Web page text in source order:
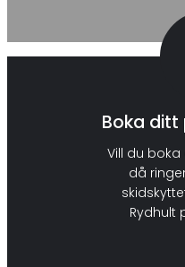
Boka ditt
Vill du
då
Rydhult